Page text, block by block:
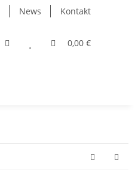
News Kontakt
0,00 €